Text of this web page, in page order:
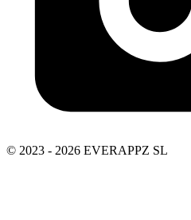
© 2023 - 2026 EVERAPPZ SL